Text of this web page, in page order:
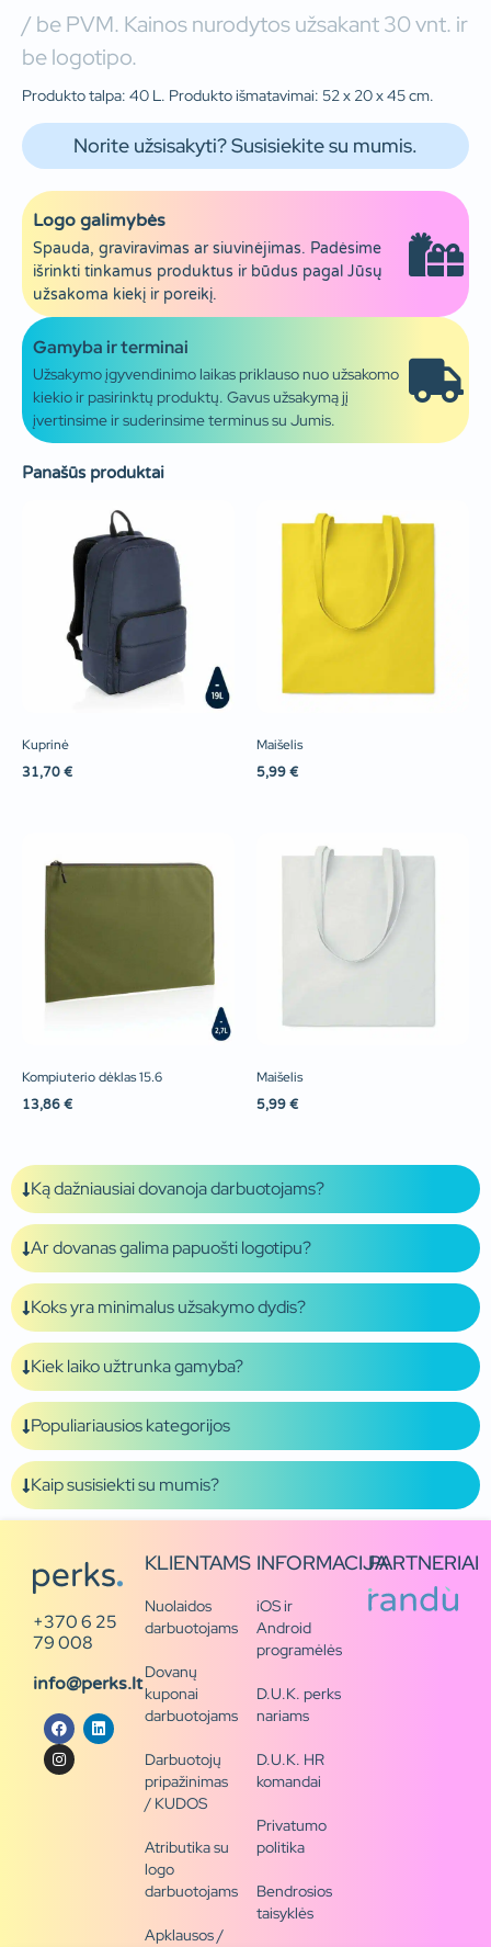
/ be PVM. Kainos nurodytos užsakant 30 vnt. ir
be logotipo.
Produkto talpa: 40 L. Produkto išmatavimai: 52 x 20 x 45 cm.
Norite užsisakyti? Susisiekite su mumis.
Logo galimybės
Spauda, graviravimas ar siuvinėjimas. Padėsime
išrinkti tinkamus produktus ir būdus pagal Jūsų
užsakoma kiekį ir poreikį.
Gamyba ir terminai
Užsakymo įgyvendinimo laikas priklauso nuo užsakomo
kiekio ir pasirinktų produktų. Gavus užsakymą jį
įvertinsime ir suderinsime terminus su Jumis.
Panašūs produktai
Kuprinė
31,70 €
Maišelis
5,99 €
Kompiuterio dėklas 15.6
13,86 €
Maišelis
5,99 €
Ką dažniausiai dovanoja darbuotojams?
Ar dovanas galima papuošti logotipu?
Koks yra minimalus užsakymo dydis?
Kiek laiko užtrunka gamyba?
Populiariausios kategorijos
Kaip susisiekti su mumis?
+370 6 25
79 008
info@perks.lt
KLIENTAMS
Nuolaidos
darbuotojams
Dovanų
kuponai
darbuotojams
Darbuotojų
pripažinimas
/ KUDOS
Atributika su
logo
darbuotojams
Apklausos /
INFORMACIJA
iOS ir
Android
programėlės
D.U.K. perks
nariams
D.U.K. HR
komandai
Privatumo
politika
Bendrosios
taisyklės
PARTNERIAI